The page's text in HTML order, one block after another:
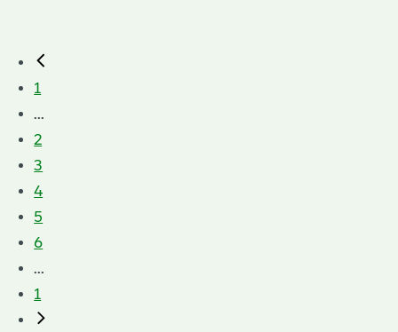
1
...
2
3
4
5
6
...
1